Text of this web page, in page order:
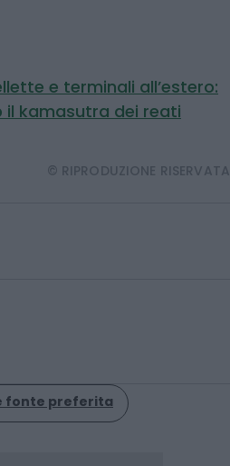
e terminali all’estero:
il kamasutra dei reati
© RIPRODUZIONE RISERVATA
fonte preferita